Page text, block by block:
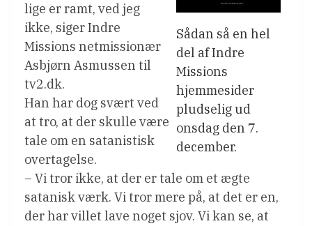
Sådan så en hel
del af Indre
Missions
hjemmesider
pludselig ud
onsdag den 7.
december.
lige er ramt, ved jeg
ikke, siger Indre
Missions netmissionær
Asbjørn Asmussen til
tv2.dk.
Han har dog svært ved
at tro, at der skulle være
tale om en satanistisk
overtagelse.
– Vi tror ikke, at der er tale om et ægte
satanisk værk. Vi tror mere på, at det er en,
der har villet lave noget sjov. Vi kan se, at